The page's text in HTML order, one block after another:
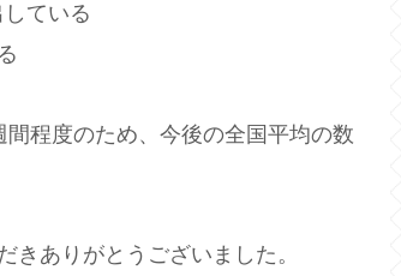
ている
程度のため、今後の全国平均の数
ありがとうございました。